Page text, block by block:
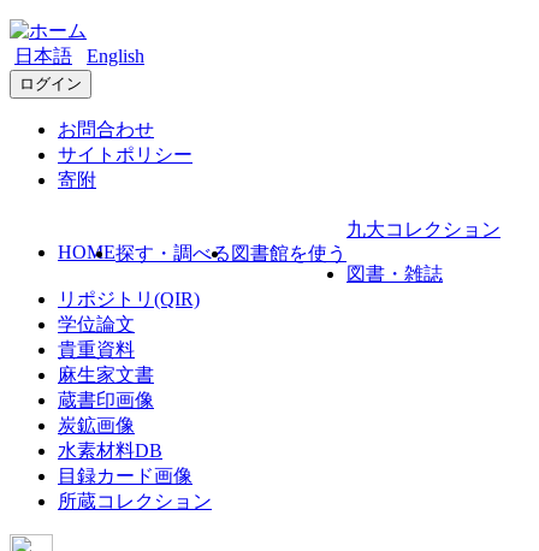
日本語 English
ログイン
お問合わせ
サイトポリシー
寄附
HOME探す・調べる 図書館を使う
九大コレクション
図書・雑誌
リポジトリ(QIR)
学位論文
貴重資料
麻生家文書
蔵書印画像
炭鉱画像
水素材料DB
目録カード画像
所蔵コレクション